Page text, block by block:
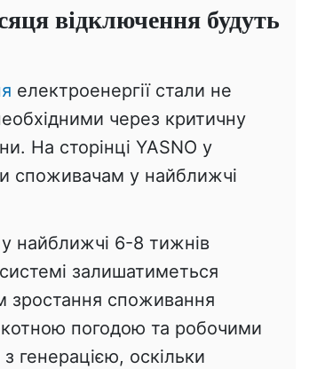
відключення будуть
електроенергії стали не
через критичну
На сторінці YASNO у
споживачам у найближчі
найближчі 6-8 тижнів
залишатиметься
зростання споживання
погодою та робочими
генерацією, оскільки